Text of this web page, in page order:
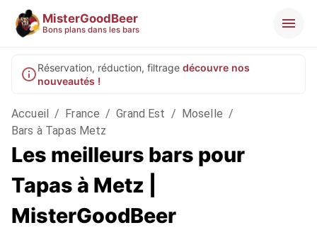
MisterGoodBeer
Bons plans dans les bars
Réservation, réduction, filtrage découvre nos
nouveautés !
Accueil / France / Grand Est / Moselle /
Bars à Tapas Metz
Les meilleurs bars pour
Tapas à Metz |
MisterGoodBeer